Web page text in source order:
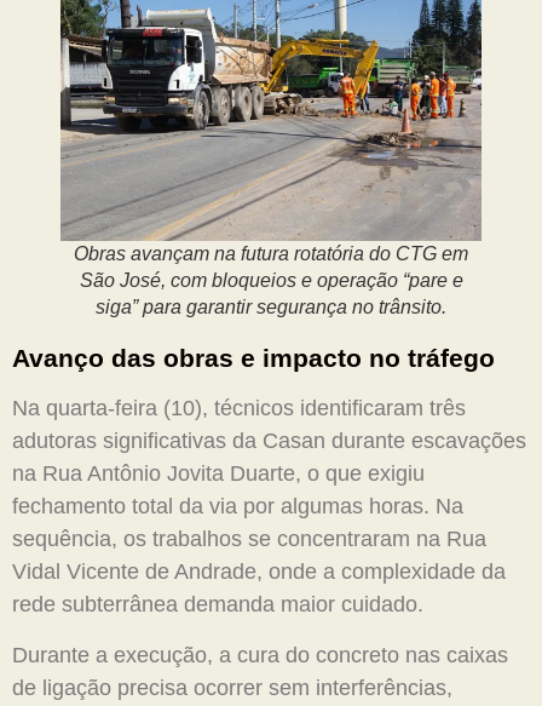
Obras avançam na futura rotatória do CTG em
São José, com bloqueios e operação “pare e
siga” para garantir segurança no trânsito.
Avanço das obras e impacto no tráfego
Na quarta-feira (10), técnicos identificaram três
adutoras significativas da Casan durante escavações
na Rua Antônio Jovita Duarte, o que exigiu
fechamento total da via por algumas horas. Na
sequência, os trabalhos se concentraram na Rua
Vidal Vicente de Andrade, onde a complexidade da
rede subterrânea demanda maior cuidado.
Durante a execução, a cura do concreto nas caixas
de ligação precisa ocorrer sem interferências,